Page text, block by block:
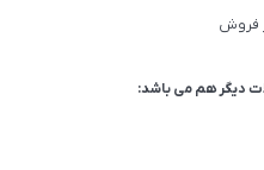
دیگر هم می باشد: